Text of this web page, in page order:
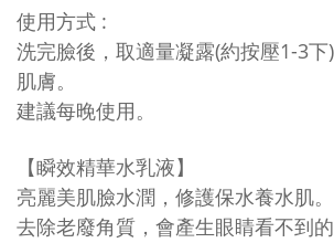
使用方式 :
洗完臉後，取適量凝露(約按壓1-3
肌膚。
建議每晚使用。
【瞬效精華水乳液】
亮麗美肌臉水潤，修護保水養水肌。
去除老廢角質，會產生眼睛看不到